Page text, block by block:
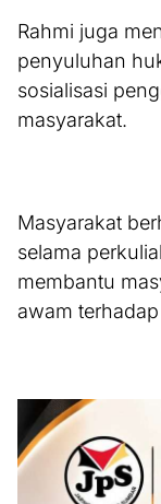
Rahmi juga
penyuluhan
sosialisasi
masyarakat.
Masyarakat
selama
membantu
awam